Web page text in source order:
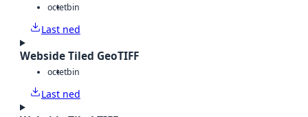
octetbin
Last ned
Webside Tiled GeoTIFF
octetbin
Last ned